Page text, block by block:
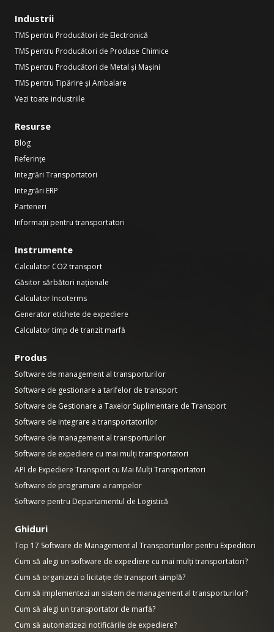
Industrii
TMS pentru Producători de Electronică
TMS pentru Producători de Produse Chimice
TMS pentru Producători de Metal și Mașini
TMS pentru Tipărire și Ambalare
Vezi toate industriile
Resurse
Blog
Referințe
Integrări Transportatori
Integrări ERP
Parteneri
Informații pentru transportatori
Instrumente
Calculator CO2 transport
Găsitor sărbători naționale
Calculator Incoterms
Generator etichete de expediere
Calculator timp de tranzit marfă
Produs
Software de management al transporturilor
Software de gestionare a tarifelor de transport
Software de Gestionare a Taxelor Suplimentare de Transport
Software de integrare a transportatorilor
Software de management al transporturilor
Software de expediere cu mai mulți transportatori
API de Expediere Transport cu Mai Mulți Transportatori
Software de programare a rampelor
Software pentru Departamentul de Logistică
Ghiduri
Top 17 Software de Management al Transporturilor pentru Expeditori
Cum să alegi un software de expediere cu mai mulți transportatori?
Cum să organizezi o licitație de transport simplă?
Cum să implementezi un sistem de management al transporturilor?
Cum să alegi un transportator de marfă?
Cum să automatizezi notificările de expediere?